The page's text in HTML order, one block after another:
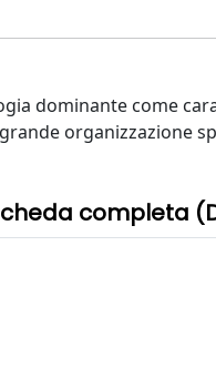
dominante come
organizzazione
completa